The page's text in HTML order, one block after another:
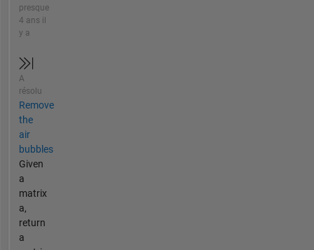
presque
4 ans il
y a
A
résolu
Remove
the
air
bubbles
Given
a
matrix
a,
return
a